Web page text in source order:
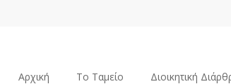
Αρχική Το Ταμείο Διοικητική